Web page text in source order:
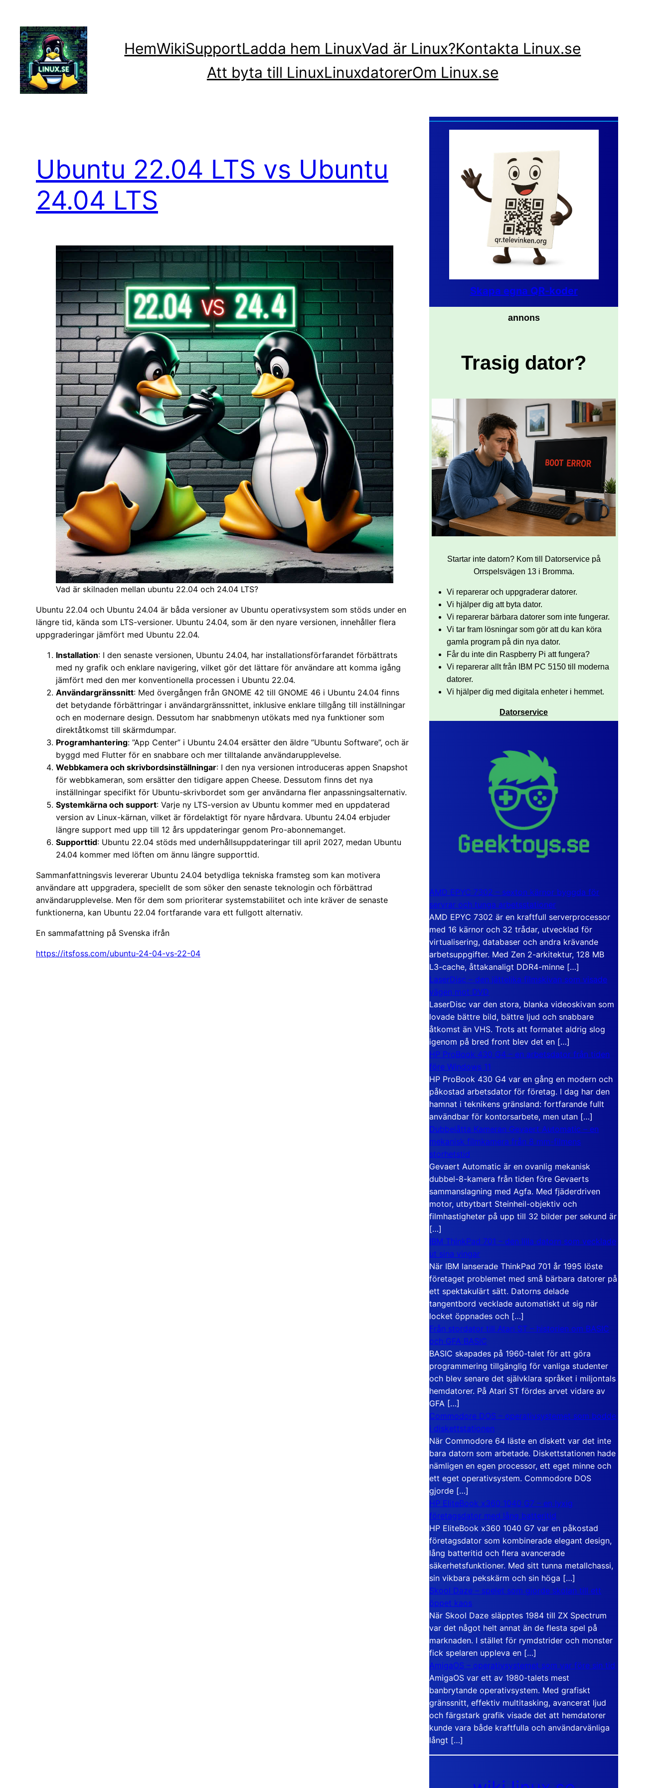
innehåll
HemWikiSupportLadda hem LinuxVad är Linux?Kontakta Linux.se
Att byta till LinuxLinuxdatorerOm Linux.se
Ubuntu 22.04 LTS vs Ubuntu
24.04 LTS
Vad är skilnaden mellan ubuntu 22.04 och 24.04 LTS?
Ubuntu 22.04 och Ubuntu 24.04 är båda versioner av Ubuntu operativsystem som stöds under en
längre tid, kända som LTS-versioner. Ubuntu 24.04, som är den nyare versionen, innehåller flera
uppgraderingar jämfört med Ubuntu 22.04.
Installation: I den senaste versionen, Ubuntu 24.04, har installationsförfarandet förbättrats
med ny grafik och enklare navigering, vilket gör det lättare för användare att komma igång
jämfört med den mer konventionella processen i Ubuntu 22.04.
Användargränssnitt: Med övergången från GNOME 42 till GNOME 46 i Ubuntu 24.04 finns
det betydande förbättringar i användargränssnittet, inklusive enklare tillgång till inställningar
och en modernare design. Dessutom har snabbmenyn utökats med nya funktioner som
direktåtkomst till skärmdumpar.
Programhantering: ”App Center” i Ubuntu 24.04 ersätter den äldre ”Ubuntu Software”, och är
byggd med Flutter för en snabbare och mer tilltalande användarupplevelse.
Webbkamera och skrivbordsinställningar: I den nya versionen introduceras appen Snapshot
för webbkameran, som ersätter den tidigare appen Cheese. Dessutom finns det nya
inställningar specifikt för Ubuntu-skrivbordet som ger användarna fler anpassningsalternativ.
Systemkärna och support: Varje ny LTS-version av Ubuntu kommer med en uppdaterad
version av Linux-kärnan, vilket är fördelaktigt för nyare hårdvara. Ubuntu 24.04 erbjuder
längre support med upp till 12 års uppdateringar genom Pro-abonnemanget.
Supporttid: Ubuntu 22.04 stöds med underhållsuppdateringar till april 2027, medan Ubuntu
24.04 kommer med löften om ännu längre supporttid.
Sammanfattningsvis levererar Ubuntu 24.04 betydliga tekniska framsteg som kan motivera
användare att uppgradera, speciellt de som söker den senaste teknologin och förbättrad
användarupplevelse. Men för dem som prioriterar systemstabilitet och inte kräver de senaste
funktionerna, kan Ubuntu 22.04 fortfarande vara ett fullgott alternativ.
En sammafattning på Svenska ifrån
https://itsfoss.com/ubuntu-24-04-vs-22-04
Skapa egna QR-koder
annons
Trasig dator?
Startar inte datorn? Kom till Datorservice på
Orrspelsvägen 13 i Bromma.
Vi reparerar och uppgraderar datorer.
Vi hjälper dig att byta dator.
Vi reparerar bärbara datorer som inte fungerar.
Vi tar fram lösningar som gör att du kan köra
gamla program på din nya dator.
Får du inte din Raspberry Pi att fungera?
Vi reparerar allt från IBM PC 5150 till moderna
datorer.
Vi hjälper dig med digitala enheter i hemmet.
Datorservice
AMD EPYC 7302 – sexton kärnor byggda för
servrar och tunga arbetsstationer
AMD EPYC 7302 är en kraftfull serverprocessor
med 16 kärnor och 32 trådar, utvecklad för
virtualisering, databaser och andra krävande
arbetsuppgifter. Med Zen 2-arkitektur, 128 MB
L3-cache, åttakanaligt DDR4-minne […]
LaserDisc – den jättelika filmskivan som visade
vägen mot DVD
LaserDisc var den stora, blanka videoskivan som
lovade bättre bild, bättre ljud och snabbare
åtkomst än VHS. Trots att formatet aldrig slog
igenom på bred front blev det en […]
HP ProBook 430 G4 – en arbetsdator från tiden
före Windows 11
HP ProBook 430 G4 var en gång en modern och
påkostad arbetsdator för företag. I dag har den
hamnat i teknikens gränsland: fortfarande fullt
användbar för kontorsarbete, men utan […]
Dubbelåtta Kameran Gevaert Automatic – en
mekanisk filmkamera från 8 mm-filmens
storhetstid
Gevaert Automatic är en ovanlig mekanisk
dubbel-8-kamera från tiden före Gevaerts
sammanslagning med Agfa. Med fjäderdriven
motor, utbytbart Steinheil-objektiv och
filmhastigheter på upp till 32 bilder per sekund är
[…]
IBM ThinkPad 701 – den lilla datorn som vecklade
ut sina vingar
När IBM lanserade ThinkPad 701 år 1995 löste
företaget problemet med små bärbara datorer på
ett spektakulärt sätt. Datorns delade
tangentbord vecklade automatiskt ut sig när
locket öppnades och […]
Från stordator till Atari ST – historien om BASIC
och GFA BASIC
BASIC skapades på 1960-talet för att göra
programmering tillgänglig för vanliga studenter
och blev senare det självklara språket i miljontals
hemdatorer. På Atari ST fördes arvet vidare av
GFA […]
Commodore DOS – operativsystemet som bodde
i diskettstationen
När Commodore 64 läste en diskett var det inte
bara datorn som arbetade. Diskettstationen hade
nämligen en egen processor, ett eget minne och
ett eget operativsystem. Commodore DOS
gjorde […]
HP EliteBook x360 1040 G7 – en lyxig
företagsdator med lång batteritid
HP EliteBook x360 1040 G7 var en påkostad
företagsdator som kombinerade elegant design,
lång batteritid och flera avancerade
säkerhetsfunktioner. Med sitt tunna metallchassi,
sin vikbara pekskärm och sin höga […]
Skool Daze – spelet som gjorde skolan till ett
öppet kaos
När Skool Daze släpptes 1984 till ZX Spectrum
var det något helt annat än de flesta spel på
marknaden. I stället för rymdstrider och monster
fick spelaren uppleva en […]
AmigaOS – operativsystemet som var före sin tid
AmigaOS var ett av 1980-talets mest
banbrytande operativsystem. Med grafiskt
gränssnitt, effektiv multitasking, avancerat ljud
och färgstark grafik visade det att hemdatorer
kunde vara både kraftfulla och användarvänliga
långt […]